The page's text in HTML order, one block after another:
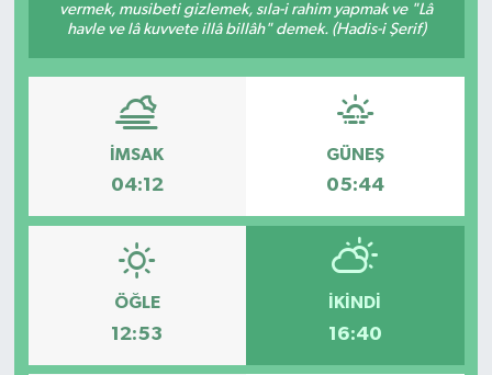
vermek, musibeti gizlemek, sıla-i rahim yapmak ve "Lâ
havle ve lâ kuvvete illâ billâh" demek. (Hadis-i Şerif)
İMSAK
04:12
GÜNEŞ
05:44
ÖĞLE
12:53
İKINDI
16:40
İLÇELERİMİZ
RESMİ İLAN